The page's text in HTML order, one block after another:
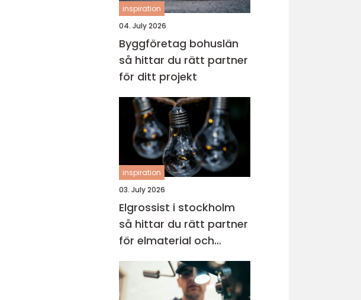
inspiration
04. July 2026
Byggföretag bohuslän
så hittar du rätt partner
för ditt projekt
inspiration
03. July 2026
Elgrossist i stockholm
så hittar du rätt partner
för elmaterial och
belysning